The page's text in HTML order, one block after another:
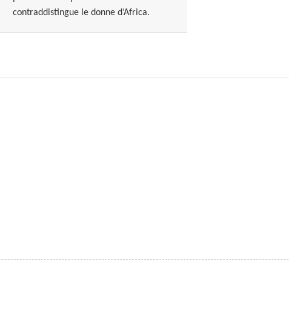
contraddistingue le donne d’Africa.